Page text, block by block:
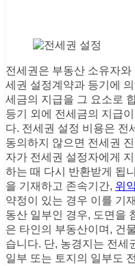
전세권은 부동산 소유자
세권 설정계약과 등기에
세금의 지급을 그 요소로
등기 외에 전세금의 지급
다. 전세권 설정 비용은 전
동의하지 않으면 전세권
자가 전세권 설정자에게
하는 때 다시 반환받게 됩
을 기재하고 존속기간, 위
약정이 있는 경우 이를 기
동산 일부인 경우, 도면을
은 타인의 부동산이며, 건
습니다. 단, 농경지는 전세
일부 또는 토지의 일부도